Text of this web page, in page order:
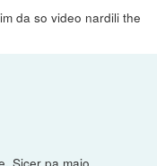
da so video nardili the
Sicer pa majo